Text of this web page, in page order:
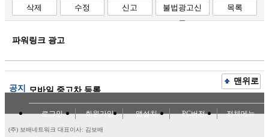
삭제 수정 신고
불법광고신
고
목록
파워링크 광고
공지 모바일 중고차 등록
맨위로
로그인 회원가입 앱설치 PC버전 전체메뉴
(주) 보배네트워크 대표이사: 김보배